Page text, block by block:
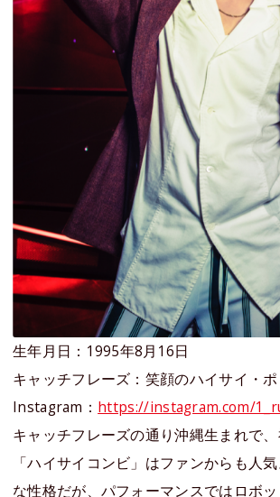
生年月日：1995年8月16日
キャッチフレーズ：笑顔のハイサイ・
Instagram： https://instagram.com/
キャッチフレーズの通り沖縄生まれで
「ハイサイコンビ」はファンからも人
な性格だが、パフォーマンスではロボ